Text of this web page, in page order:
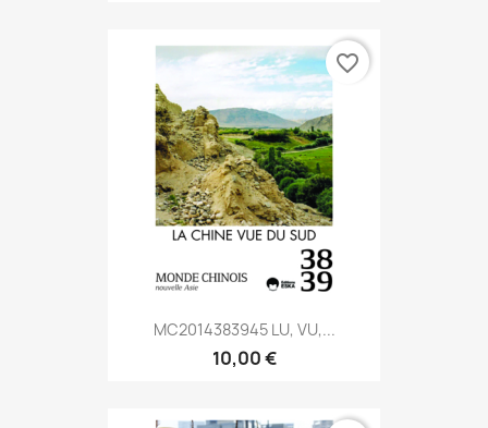
MC2014383945 LU, VU,...
10,00 €
favorite_border